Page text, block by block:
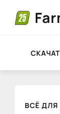
ВСЁ ДЛЯ